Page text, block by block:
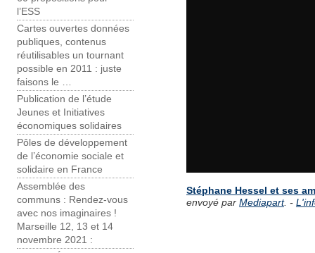
l’ESS
Cartes ouvertes données
publiques, contenus
réutilisables un tournant
possible en 2011 : juste
faisons le …
Publication de l’étude
Jeunes et Initiatives
économiques solidaires
Pôles de développement
de l’économie sociale et
solidaire en France
Assemblée des
communs : Rendez-vous
avec nos imaginaires !
Marseille 12, 13 et 14
novembre 2021 :
Stéphane Hessel et ses
envoyé par Mediapart. -